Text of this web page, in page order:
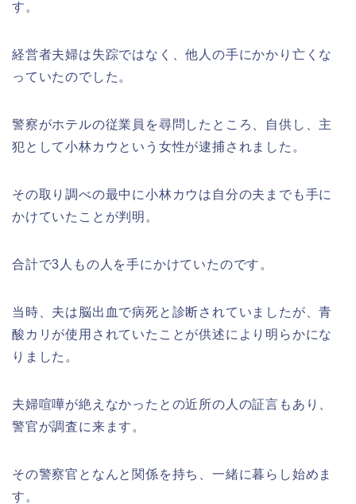
す。
経営者夫婦は失踪ではなく、他人の手にかかり亡くな
っていたのでした。
警察がホテルの従業員を尋問したところ、自供し、主
犯として小林カウという女性が逮捕されました。
その取り調べの最中に小林カウは自分の夫までも手に
かけていたことが判明。
合計で3人もの人を手にかけていたのです。
当時、夫は脳出血で病死と診断されていましたが、青
酸カリが使用されていたことが供述により明らかにな
りました。
夫婦喧嘩が絶えなかったとの近所の人の証言もあり、
警官が調査に来ます。
その警察官となんと関係を持ち、一緒に暮らし始めま
す。